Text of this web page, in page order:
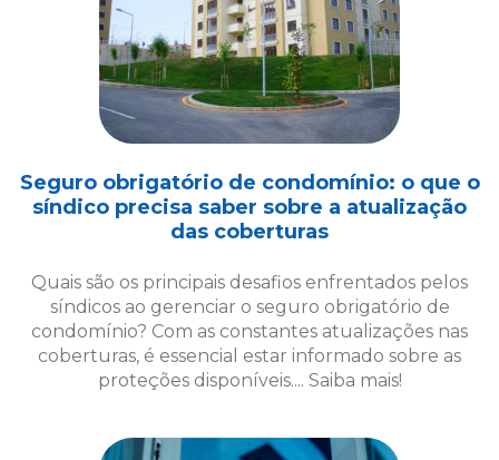
Seguro obrigatório de condomínio: o que o
síndico precisa saber sobre a atualização
das coberturas
Quais são os principais desafios enfrentados pelos
síndicos ao gerenciar o seguro obrigatório de
coberturas, é essencial estar informado sobre as
proteções disponíveis.... Saiba mais!